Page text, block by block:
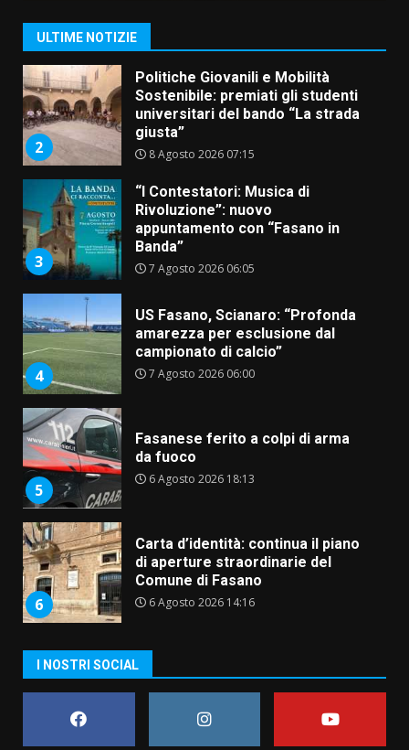
ULTIME NOTIZIE
1
2
Politiche Giovanili e Mobilità
Sostenibile: premiati gli studenti
universitari del bando “La strada
giusta”
8 Agosto 2026 07:15
3
“I Contestatori: Musica di
Rivoluzione”: nuovo
appuntamento con “Fasano in
Banda”
7 Agosto 2026 06:05
4
US Fasano, Scianaro: “Profonda
amarezza per esclusione dal
campionato di calcio”
7 Agosto 2026 06:00
5
Fasanese ferito a colpi di arma
da fuoco
6 Agosto 2026 18:13
6
Carta d’identità: continua il piano
di aperture straordinarie del
Comune di Fasano
6 Agosto 2026 14:16
Grazia Neglia, coordinatrice
cittadina di Fratelli d’Italia,
6 Agosto 2026 08:00
I NOSTRI SOCIAL